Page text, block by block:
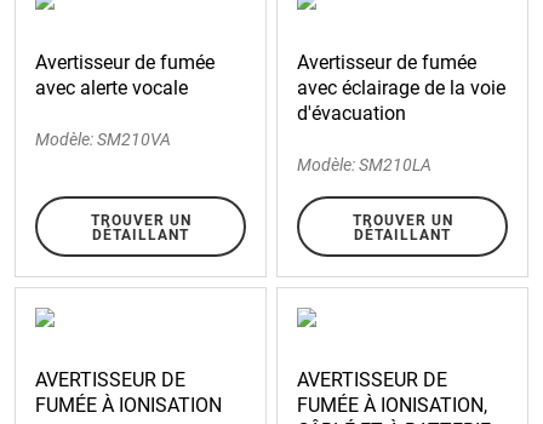
Avertisseur de fumée
avec alerte vocale
Modèle: SM210VA
TROUVER UN
DÉTAILLANT
Avertisseur de fumée
avec éclairage de la voie
d'évacuation
Modèle: SM210LA
TROUVER UN
DÉTAILLANT
AVERTISSEUR DE
FUMÉE À IONISATION
AVERTISSEUR DE
FUMÉE À IONISATION,